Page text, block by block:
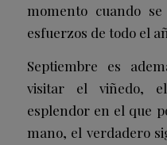
momento cuando
esfuerzos de todo el
Septiembre es
visitar el viñedo,
esplendor en el que
mano, el verdadero